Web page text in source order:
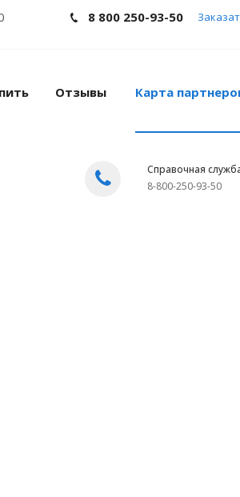
8 800 250-93-50
Отзывы Карта
Справочная
8-800-250-93-50